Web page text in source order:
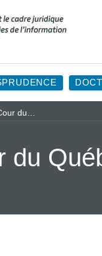
du…
du